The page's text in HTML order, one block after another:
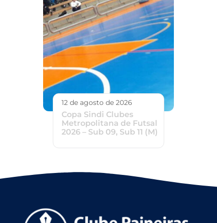
12 de agosto de 2026
Copa Sindi Clubes
Metropolitana de Futsal
2026 – Sub 09, Sub 11 (M)